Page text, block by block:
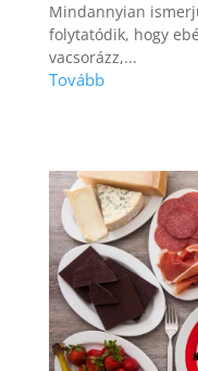
Mindannyian
folytatódik, hogy
vacsorázz,...